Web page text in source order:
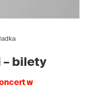
– bilety
w